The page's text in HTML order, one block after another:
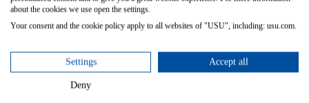
Kyrgyzstan
Laos
Lebanon
Lesotho
about the cookies we use open the settings.
Your consent and the cookie policy apply to all websites of "USU", including: usu.com.
Settings Accept all
Deny